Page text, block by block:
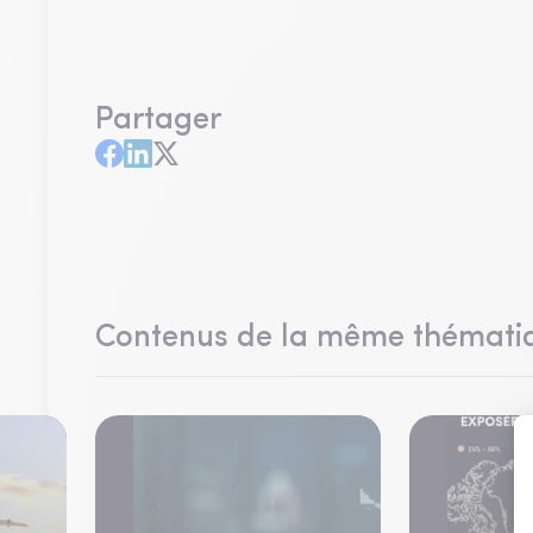
Partager
Contenus de la même